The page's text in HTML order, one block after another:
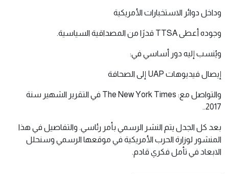
وداخل دوائر الاستخبارات الأمريكية
وجوده أعطى TTSA قدرًا من المصداقية السياسية.
ويُنسب إليه دور أساسي في:
إيصال فيديوهات UAP إلى الصحافة
والتواصل مع: The New York Times في التقرير الشهير سنة
2017..
بعد كل الجدل يتم النشر الرسمي بأمر رئاسي. والتفاصيل في هذا
المنشور لوزارة الحرب الأمريكية في موقعها الرسمي وسنحلل
الابعاد في تأمل فكري قادم.